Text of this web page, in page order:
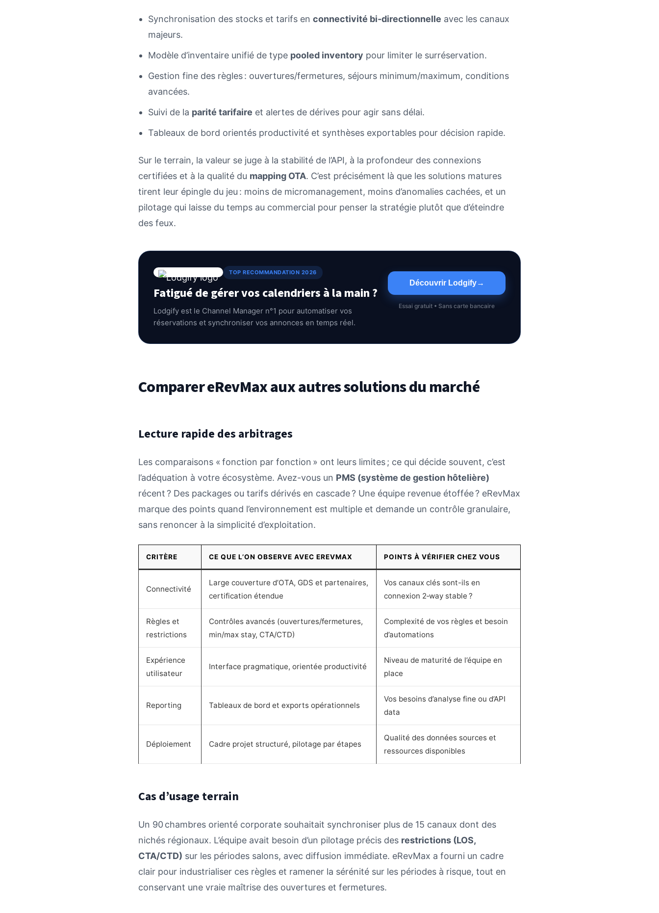
Synchronisation des stocks et tarifs en connectivité bi‑directionnelle avec les canaux
majeurs.
Modèle d’inventaire unifié de type pooled inventory pour limiter le surréservation.
Gestion fine des règles : ouvertures/fermetures, séjours minimum/maximum, conditions
avancées.
Suivi de la parité tarifaire et alertes de dérives pour agir sans délai.
Tableaux de bord orientés productivité et synthèses exportables pour décision rapide.
Sur le terrain, la valeur se juge à la stabilité de l’API, à la profondeur des connexions
certifiées et à la qualité du mapping OTA. C’est précisément là que les solutions matures
tirent leur épingle du jeu : moins de micromanagement, moins d’anomalies cachées, et un
pilotage qui laisse du temps au commercial pour penser la stratégie plutôt que d’éteindre
des feux.
TOP RECOMMANDATION 2026
Fatigué de gérer vos calendriers à la main ?
Lodgify est le Channel Manager n°1 pour automatiser vos
réservations et synchroniser vos annonces en temps réel.
Découvrir Lodgify→
Essai gratuit • Sans carte bancaire
Comparer eRevMax aux autres solutions du marché
Lecture rapide des arbitrages
Les comparaisons « fonction par fonction » ont leurs limites ; ce qui décide souvent, c’est
l’adéquation à votre écosystème. Avez-vous un PMS (système de gestion hôtelière)
récent ? Des packages ou tarifs dérivés en cascade ? Une équipe revenue étoffée ? eRevMax
marque des points quand l’environnement est multiple et demande un contrôle granulaire,
sans renoncer à la simplicité d’exploitation.
CRITÈRE CE QUE L’ON OBSERVE AVEC EREVMAX POINTS À VÉRIFIER CHEZ VOUS
Connectivité
Large couverture d’OTA, GDS et partenaires,
certification étendue
Vos canaux clés sont-ils en
connexion 2‑way stable ?
Règles et
restrictions
Contrôles avancés (ouvertures/fermetures,
min/max stay, CTA/CTD)
Complexité de vos règles et besoin
d’automations
Expérience
utilisateur
Interface pragmatique, orientée productivité
Niveau de maturité de l’équipe en
place
Reporting Tableaux de bord et exports opérationnels
Vos besoins d’analyse fine ou d’API
data
Déploiement Cadre projet structuré, pilotage par étapes
Qualité des données sources et
ressources disponibles
Cas d’usage terrain
Un 90 chambres orienté corporate souhaitait synchroniser plus de 15 canaux dont des
nichés régionaux. L’équipe avait besoin d’un pilotage précis des restrictions (LOS,
CTA/CTD) sur les périodes salons, avec diffusion immédiate. eRevMax a fourni un cadre
clair pour industrialiser ces règles et ramener la sérénité sur les périodes à risque, tout en
conservant une vraie maîtrise des ouvertures et fermetures.